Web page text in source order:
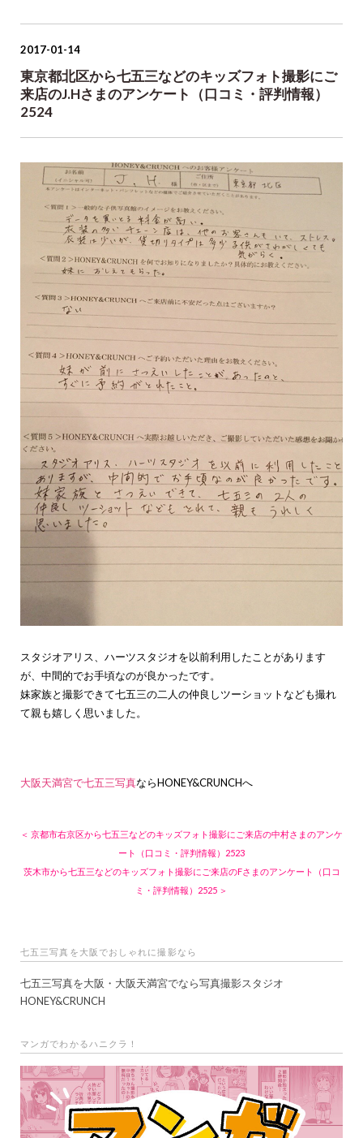
2017-01-14
東京都北区から七五三などのキッズフォト撮影にご
来店のJ.Hさまのアンケート（口コミ・評判情報）
2524
スタジオアリス、ハーツスタジオを以前利用したことがあります
が、中間的でお手頃なのが良かったです。
妹家族と撮影できて七五三の二人の仲良しツーショットなども撮れ
て親も嬉しく思いました。
大阪天満宮で七五三写真ならHONEY&CRUNCHへ
＜ 京都市右京区から七五三などのキッズフォト撮影にご来店の中村さまのアンケ
ート（口コミ・評判情報）2523
茨木市から七五三などのキッズフォト撮影にご来店のFさまのアンケート（口コ
ミ・評判情報）2525 ＞
七五三写真を大阪でおしゃれに撮影なら
七五三写真を大阪・大阪天満宮でなら写真撮影スタジオ
HONEY&CRUNCH
マンガでわかるハニクラ！